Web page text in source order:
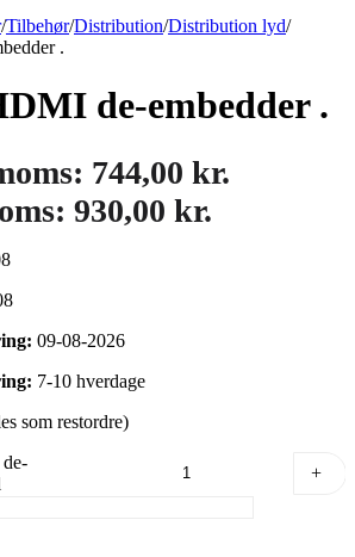
/Tilbehør/Distribution/Distribution lyd/
.
de-embedder .
744,00 kr.
930,00 kr.
09-08-2026
7-10 hverdage
som restordre)
+